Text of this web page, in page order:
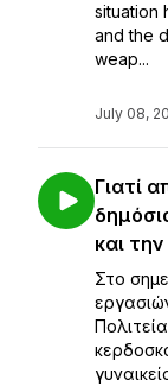
situation
and the
weap...
July 08,
Γιατί
και
Στο